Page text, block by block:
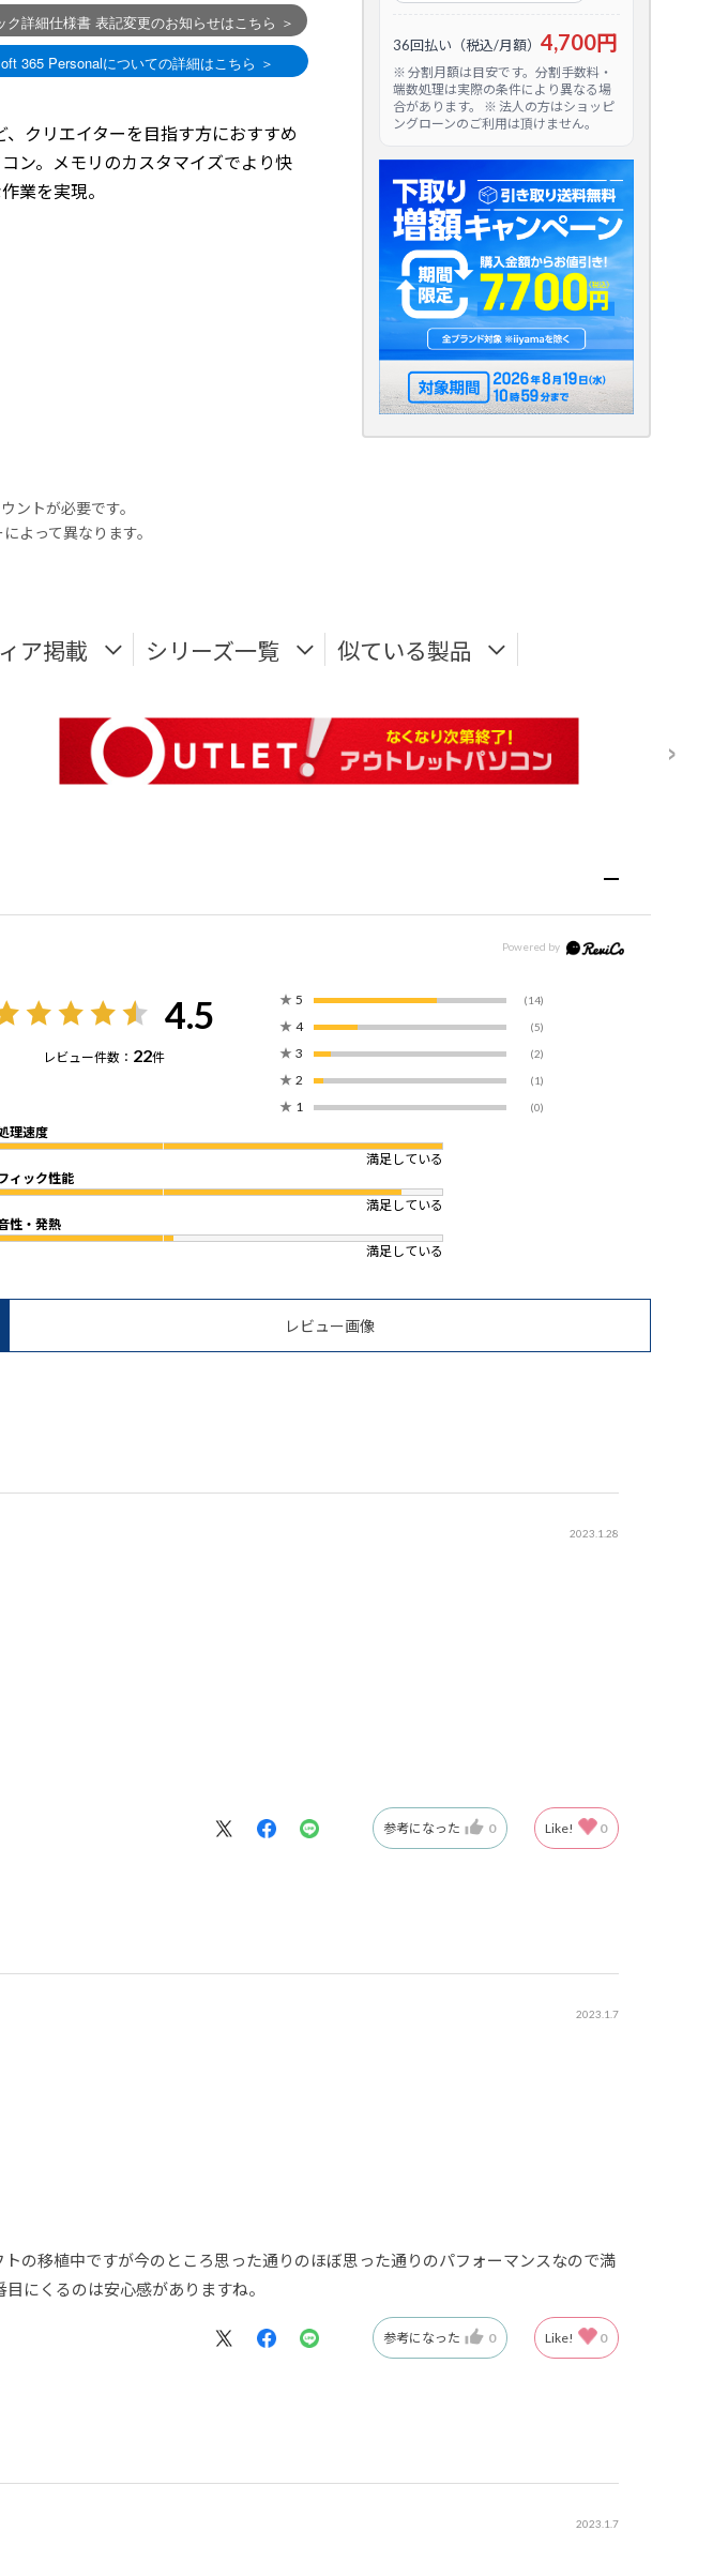
クリエイターを目指す方におすすめ
ン。メモリのカスタマイズでより快
業を実現。
36回払い（税込/月額） 4,700円
※ 分割月額は目安です。分割手数料・
端数処理は実際の条件により異なる場
合があります。 ※ 法人の方はショッピ
ングローンのご利用は頂けません。
ントが必要です。
よって異なります。
ア掲載 シリーズ一覧 似ている製品
4.5
レビュー件数： 22件
★ 5 (14)
★ 4 (5)
★ 3 (2)
★ 2 (1)
★ 1 (0)
理速度
満足している
ィック性能
満足している
性・発熱
満足している
レビュー画像
2023.1.28
参考になった 0 Like! 0
2023.1.7
の移植中ですが今のところ思った通りのほぼ思った通りのパフォーマンスなので満
にくるのは安心感がありますね。
参考になった 0 Like! 0
2023.1.7